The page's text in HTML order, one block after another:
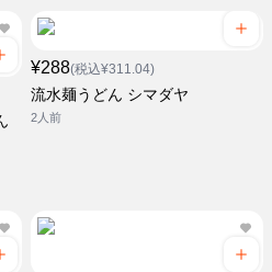
¥288(税込¥311.04)
流水麺うどん シマダヤ
2人前